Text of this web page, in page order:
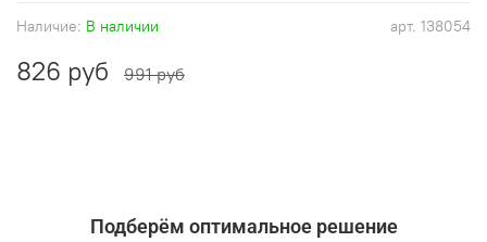
арт. 138054
Наличие: В наличии
826 руб 991 руб
Подберём оптимальное решение